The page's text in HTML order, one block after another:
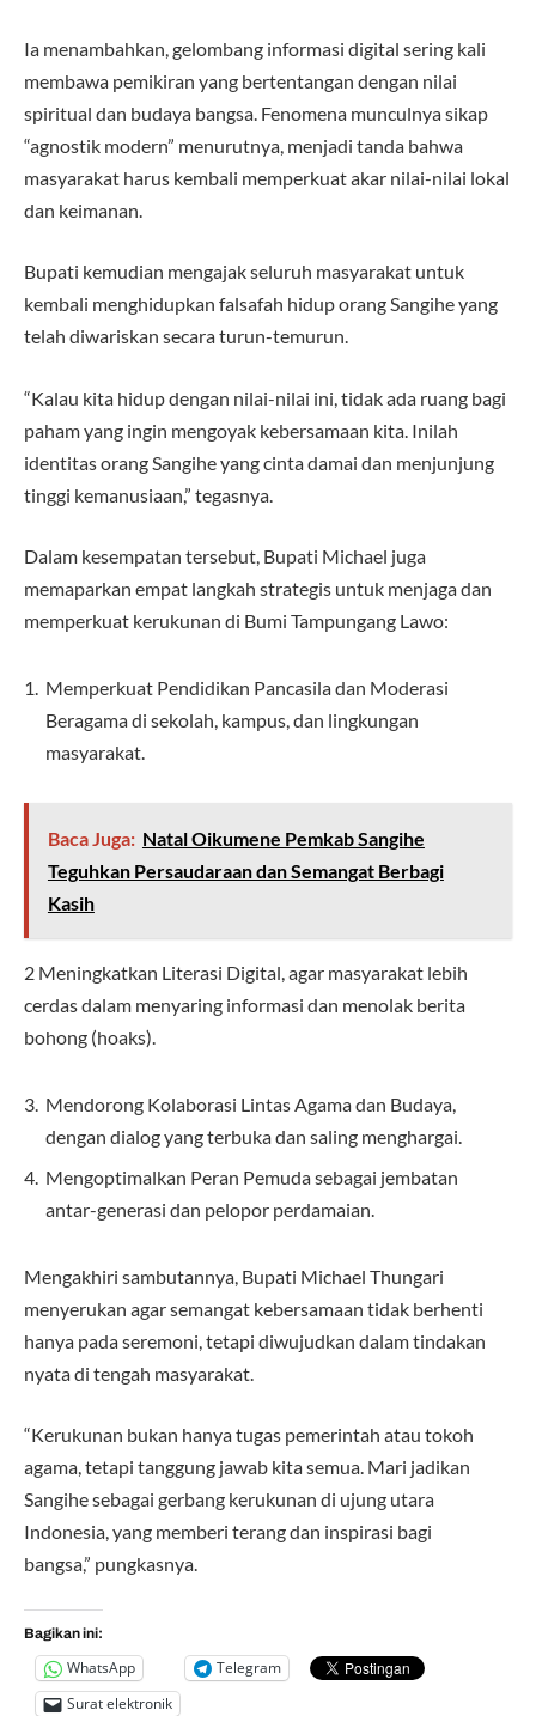
Ia menambahkan, gelombang informasi digital sering kali
membawa pemikiran yang bertentangan dengan nilai
spiritual dan budaya bangsa. Fenomena munculnya sikap
“agnostik modern” menurutnya, menjadi tanda bahwa
masyarakat harus kembali memperkuat akar nilai-nilai lokal
dan keimanan.
Bupati kemudian mengajak seluruh masyarakat untuk
kembali menghidupkan falsafah hidup orang Sangihe yang
telah diwariskan secara turun-temurun.
“Kalau kita hidup dengan nilai-nilai ini, tidak ada ruang bagi
paham yang ingin mengoyak kebersamaan kita. Inilah
identitas orang Sangihe yang cinta damai dan menjunjung
tinggi kemanusiaan,” tegasnya.
Dalam kesempatan tersebut, Bupati Michael juga
memaparkan empat langkah strategis untuk menjaga dan
memperkuat kerukunan di Bumi Tampungang Lawo:
Memperkuat Pendidikan Pancasila dan Moderasi
Beragama di sekolah, kampus, dan lingkungan
masyarakat.
Baca Juga: Natal Oikumene Pemkab Sangihe
Teguhkan Persaudaraan dan Semangat Berbagi
Kasih
2 Meningkatkan Literasi Digital, agar masyarakat lebih
cerdas dalam menyaring informasi dan menolak berita
bohong (hoaks).
Mendorong Kolaborasi Lintas Agama dan Budaya,
dengan dialog yang terbuka dan saling menghargai.
Mengoptimalkan Peran Pemuda sebagai jembatan
antar-generasi dan pelopor perdamaian.
Mengakhiri sambutannya, Bupati Michael Thungari
menyerukan agar semangat kebersamaan tidak berhenti
hanya pada seremoni, tetapi diwujudkan dalam tindakan
nyata di tengah masyarakat.
“Kerukunan bukan hanya tugas pemerintah atau tokoh
agama, tetapi tanggung jawab kita semua. Mari jadikan
Sangihe sebagai gerbang kerukunan di ujung utara
Indonesia, yang memberi terang dan inspirasi bagi
bangsa,” pungkasnya.
Bagikan ini:
WhatsApp
Telegram
Surat elektronik